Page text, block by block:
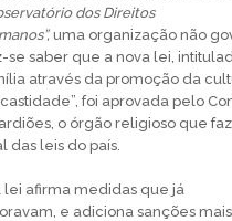
dos Direitos
uma organização não
se saber que a nova lei,
através da promoção da
foi aprovada pelo
o órgão religioso que
das leis do país.
lei afirma medidas que já
e adiciona sanções